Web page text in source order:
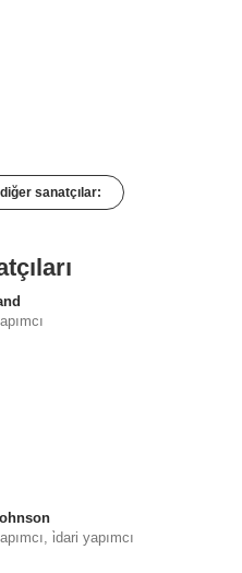
diğer sanatçılar:
i̇dari yapımcı